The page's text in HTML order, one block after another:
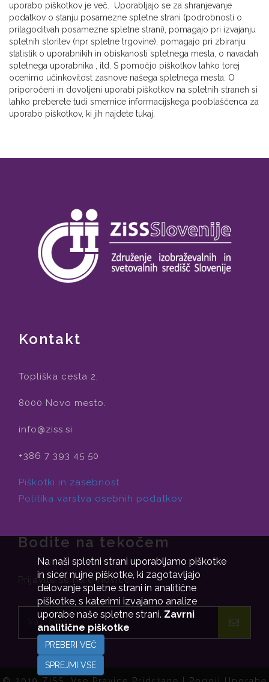
Na naši spletni strani uporabljamo piškotke
in sicer nujne piškotke, ki zagotavljajo
delovanje spletne strani in analitične
piškotke, s katerimi izvajamo analize
uporabe naše spletne strani. Zavrni
analitične piškotke
PREBERI VEČ
SPREJMI VSE
uporabo piškotkov je več. Uporabljajo se za shranjevanje
podatkov o stanju posamezne spletne strani (podrobnosti o
prilagoditvah posamezne spletne strani), pomagajo pri izvajanju
spletnih storitev (npr spletne trgovine), pomagajo pri zbiranju
statistik o uporabnikih in obiskanosti spletnega mesta, o navadah
spletnega uporabnika , itd. S pomočjo piškotkov lahko torej
ocenimo učinkovitost zasnove našega spletnega mesta. O
priporočeni in dovoljeni uporabi piškotkov na spletnih straneh si
lahko preberete tudi smernice informacijskega pooblaščenca za
uporabo piškotkov, ki jih najdete tukaj.
Kontakt
Topliška cesta 2,
8000 Novo mesto.
info@ziss.si
+386 7 393 45 50
Piškotki in zasebnost
Politika varstva osebnih podatkov
Bodite na tekočem
Prijavite se na e-novice.